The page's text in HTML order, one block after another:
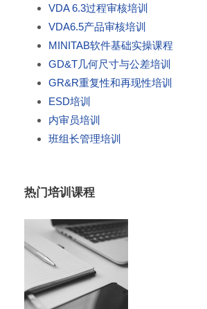
VDA 6.3过程审核培训
VDA6.5产品审核培训
MINITAB软件基础实操课程
GD&T几何尺寸与公差培训
GR&R重复性和再现性培训
ESD培训
内审员培训
班组长管理培训
热门培训课程